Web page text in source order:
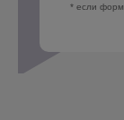
* если